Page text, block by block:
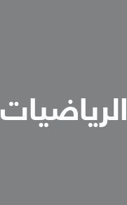
الرياضيات